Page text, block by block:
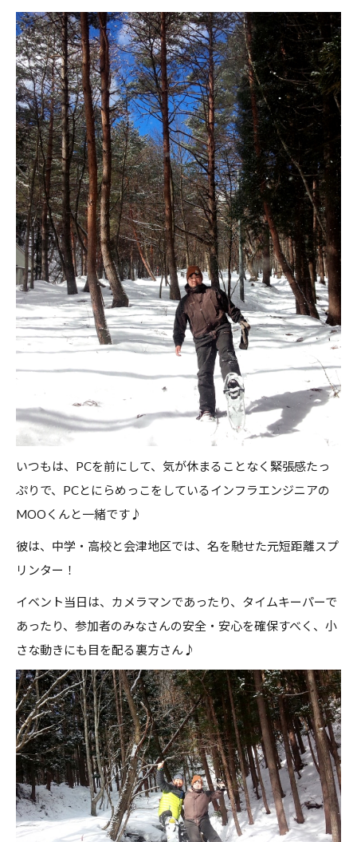
いつもは、PCを前にして、気が休まることなく緊張感たっ
ぷりで、PCとにらめっこをしているインフラエンジニアの
MOOくんと一緒です♪
彼は、中学・高校と会津地区では、名を馳せた元短距離スプ
リンター！
イベント当日は、カメラマンであったり、タイムキーパーで
あったり、参加者のみなさんの安全・安心を確保すべく、小
さな動きにも目を配る裏方さん♪